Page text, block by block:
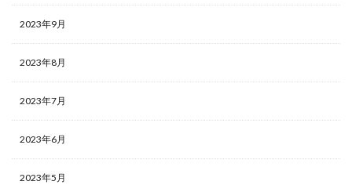
2023年9月
2023年8月
2023年7月
2023年6月
2023年5月